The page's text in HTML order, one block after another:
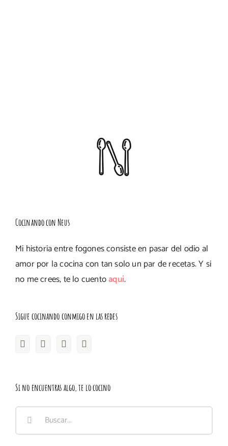
Cocinando con Neus
Mi historia entre fogones consiste en pasar del odio al
amor por la cocina con tan solo un par de recetas. Y si
no me crees, te lo cuentoaquí.
Sigue cocinando conmigo en las redes
Si no encuentras algo, te lo cocino